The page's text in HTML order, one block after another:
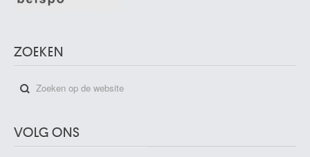
Cap d'Encre
Rome (Italië) 1900 - 1972
Le Mans, Sarthe (Frankrijk) 1918
Carcan René
ZOEKEN
VOLG ONS